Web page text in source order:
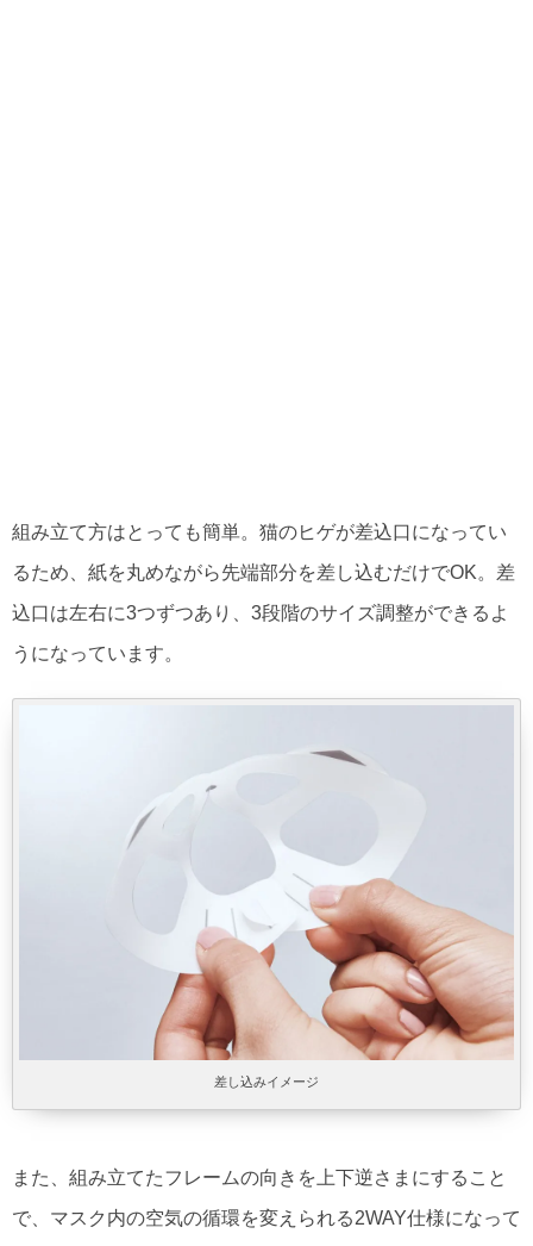
組み立て方はとっても簡単。猫のヒゲが差込口になってい
るため、紙を丸めながら先端部分を差し込むだけでOK。差
込口は左右に3つずつあり、3段階のサイズ調整ができるよ
うになっています。
差し込みイメージ
また、組み立てたフレームの向きを上下逆さまにすること
で、マスク内の空気の循環を変えられる2WAY仕様になって